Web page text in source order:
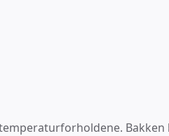
Bakken